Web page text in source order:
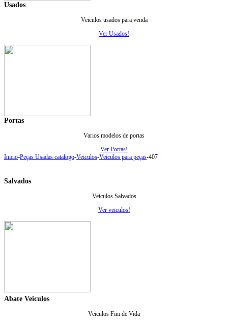
Usados
Veiculos usados para venda
Ver Usados!
Portas
Varios modelos de portas
Ver Portas!
Inicio-Peças Usadas catalogo-Veiculos-Veiculos para peças-407
Salvados
Veículos Salvados
Ver veiculos!
Abate Veiculos
Veiculos Fim de Vida